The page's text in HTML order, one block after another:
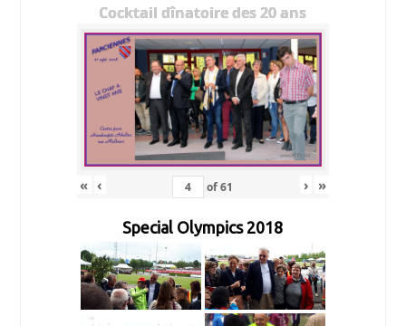
Cocktail dînatoire des 20 ans
« ‹ of61 › »
Special Olympics 2018